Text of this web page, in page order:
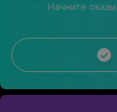
Начните